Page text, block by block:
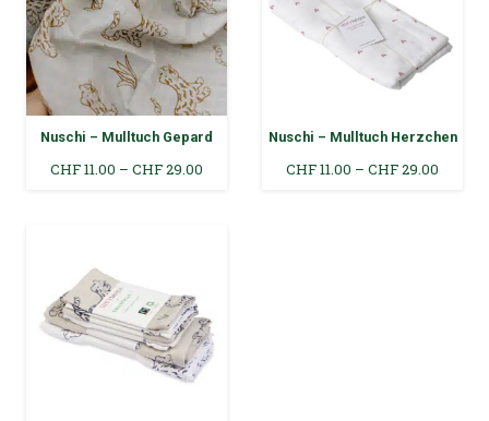
Nuschi – Mulltuch Gepard
CHF11.00 – CHF29.00 Preisspanne:
Nuschi – Mulltuch Herzchen
CHF11.00 – CHF29.00